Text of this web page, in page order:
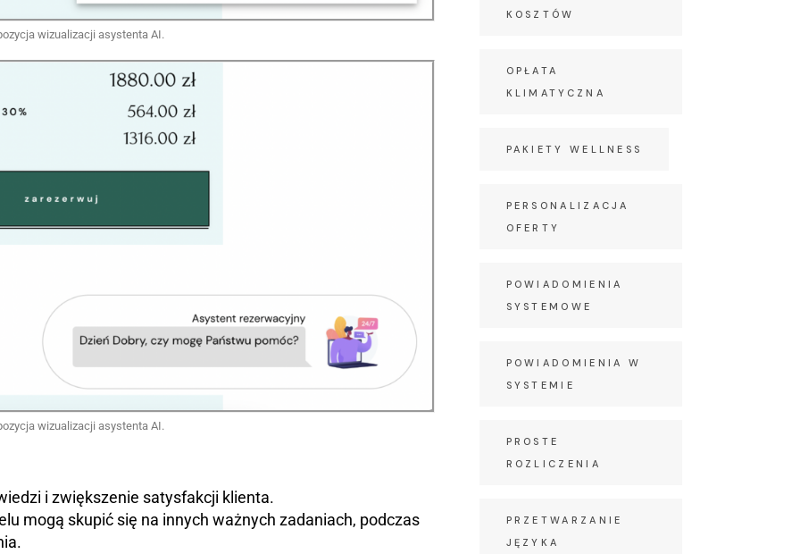
wizualizacji asystenta AI.
wizualizacji asystenta AI.
i zwiększenie satysfakcji klienta.
mogą skupić się na innych ważnych zadaniach, podczas
KOSZTÓW
OPŁATA
KLIMATYCZNA
PAKIETY WELLNESS
PERSONALIZACJA
OFERTY
POWIADOMIENIA
SYSTEMOWE
POWIADOMIENIA W
SYSTEMIE
PROSTE
ROZLICZENIA
PRZETWARZANIE
JĘZYKA